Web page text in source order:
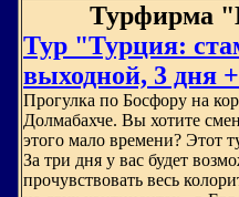
Турфирма
Тур "Турция:
выходной, 3 дня
Прогулка по Босфору на
Долмабахче. Вы хотите
этого мало времени? Этот
За три дня у вас будет
прочувствовать весь